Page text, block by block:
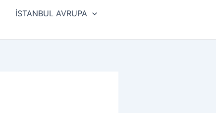
İSTANBUL AVRUPA